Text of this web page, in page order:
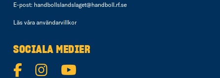
E-post: handbollslandslaget@handboll.rf.se
Läs våra användarvillkor
SOCIALA MEDIER